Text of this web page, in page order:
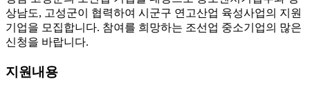
상남도, 고성군이 협력하여 시군구 연고산업 육성사업의 지원
기업을 모집합니다. 참여를 희망하는 조선업 중소기업의 많은
신청을 바랍니다.
지원내용